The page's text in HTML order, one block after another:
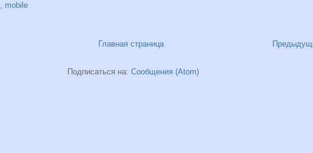
, mobile
Главная страница
Подписаться на: Сообщения (Atom)